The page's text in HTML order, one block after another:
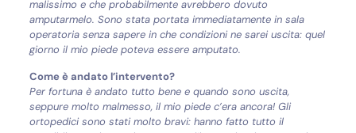
malissimo e che probabilmente avrebbero dovuto
amputarmelo. Sono stata portata immediatamente in sala
operatoria senza sapere in che condizioni ne sarei uscita: quel
giorno il mio piede poteva essere amputato.
Come è andato l’intervento?
Per fortuna è andato tutto bene e quando sono uscita,
seppure molto malmesso, il mio piede c’era ancora! Gli
ortopedici sono stati molto bravi: hanno fatto tutto il